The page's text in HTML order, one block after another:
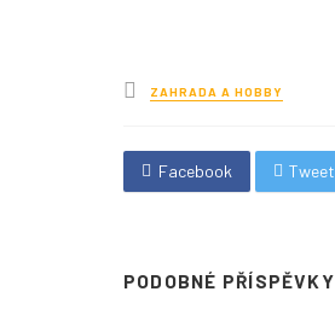
Posted
in
ZAHRADA A HOBBY
Facebook Tweet
PODOBNÉ PŘÍSPĚVKY